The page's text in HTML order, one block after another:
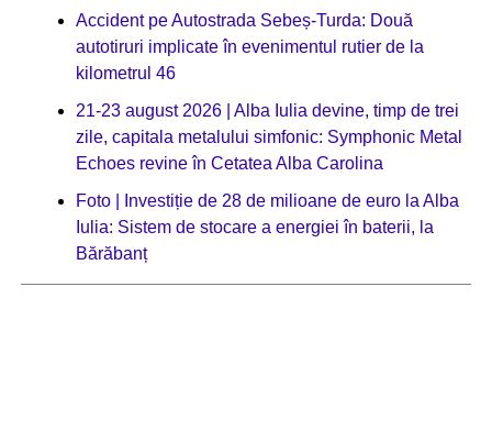
Accident pe Autostrada Sebeș-Turda: Două
autotiruri implicate în evenimentul rutier de la
kilometrul 46
21-23 august 2026 | Alba Iulia devine, timp de trei
zile, capitala metalului simfonic: Symphonic Metal
Echoes revine în Cetatea Alba Carolina
Foto | Investiție de 28 de milioane de euro la Alba
Iulia: Sistem de stocare a energiei în baterii, la
Bărăbanț